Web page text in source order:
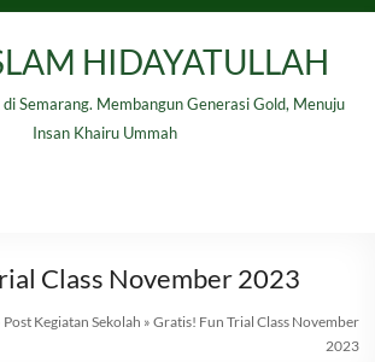
HIDAYATULLAH
Semarang. Membangun Generasi Gold, Menuju
Insan Khairu Ummah
Class November 2023
Post Kegiatan Sekolah » Gratis! Fun Trial Class November
2023